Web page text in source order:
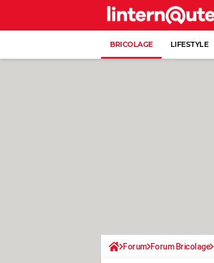
BRICOLAGE LIFESTYLE
Forum Forum Bricolage